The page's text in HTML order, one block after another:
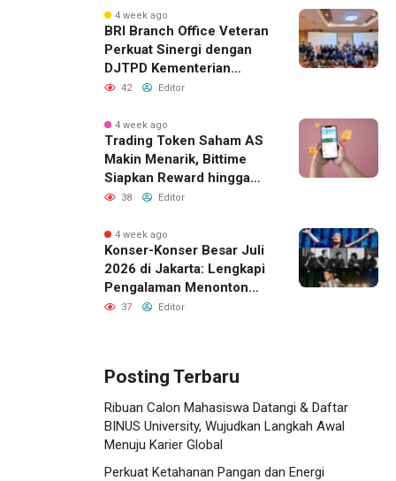
4 week ago
BRI Branch Office Veteran
Perkuat Sinergi dengan
DJTPD Kementerian
Komdigi RI melalui
Layanan BRI
42 Editor
4 week ago
Trading Token Saham AS
Makin Menarik, Bittime
Siapkan Reward hingga
Rp10 Juta
38 Editor
4 week ago
Konser-Konser Besar Juli
2026 di Jakarta: Lengkapi
Pengalaman Menonton
dengan Menginap Lebih
37 Editor
Posting Terbaru
Ribuan Calon Mahasiswa Datangi & Daftar
BINUS University, Wujudkan Langkah Awal
Menuju Karier Global
Perkuat Ketahanan Pangan dan Energi